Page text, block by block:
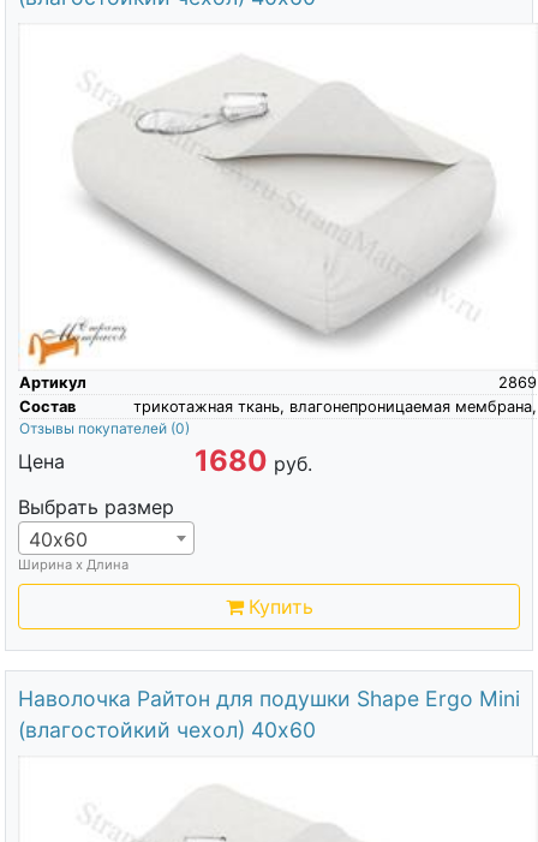
Артикул
2869
Состав
трикотажная ткань, влагонепроницаемая мембрана,
Отзывы покупателей (0)
Цена 1680 руб.
Выбрать размер
40х60
Ширина х Длина
Купить
Наволочка Райтон для подушки Shape Ergo Mini
(влагостойкий чехол) 40х60